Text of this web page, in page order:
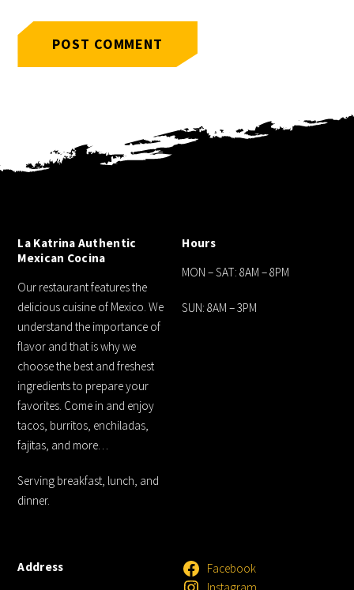
La Katrina Authentic
Mexican Cocina
Our restaurant features the
delicious cuisine of Mexico. We
understand the importance of
flavor and that is why we
choose the best and freshest
ingredients to prepare your
favorites. Come in and enjoy
tacos, burritos, enchiladas,
fajitas, and more…
Serving breakfast, lunch, and
dinner.
Hours
MON – SAT: 8AM – 8PM
SUN: 8AM – 3PM
Address
Facebook
Instagram